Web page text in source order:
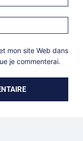
:*
mon site Web dans
je commenterai.